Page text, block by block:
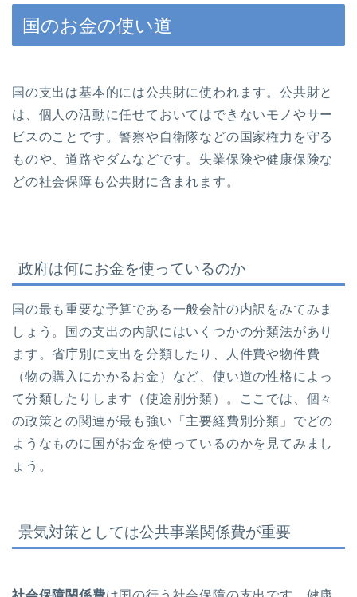
国のお金の使い道
国の支出は基本的には公共財に使われます。公共財と
は、個人の活動に任せておいてはできないモノやサー
ビスのことです。警察や自衛隊などの国家権力を守る
ものや、道路やダムなどです。失業保険や健康保険な
どの社会保障も公共財に含まれます。
政府は何にお金を使っているのか
国の最も重要な予算である一般会計の内訳をみてみま
しょう。国の支出の内訳にはいくつかの分類法があり
ます。省庁別に支出を分類したり、人件費や物件費
（物の購入にかかるお金）など、使い道の性格によっ
て分類したりします（使途別分類）。ここでは、個々
の政策との関連が最も強い「主要経費別分類」でどの
ようなものに国がお金を使っているのかを見てみまし
ょう。
景気対策としては公共事業関係費が重要